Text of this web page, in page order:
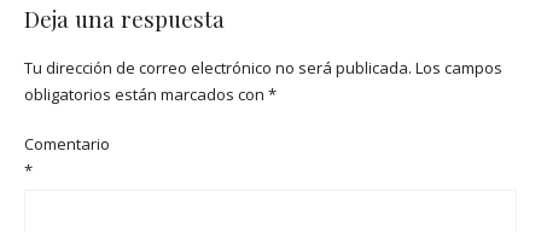
Deja una respuesta
Tu dirección de correo electrónico no será publicada. Los campos
obligatorios están marcados con *
Comentario
*